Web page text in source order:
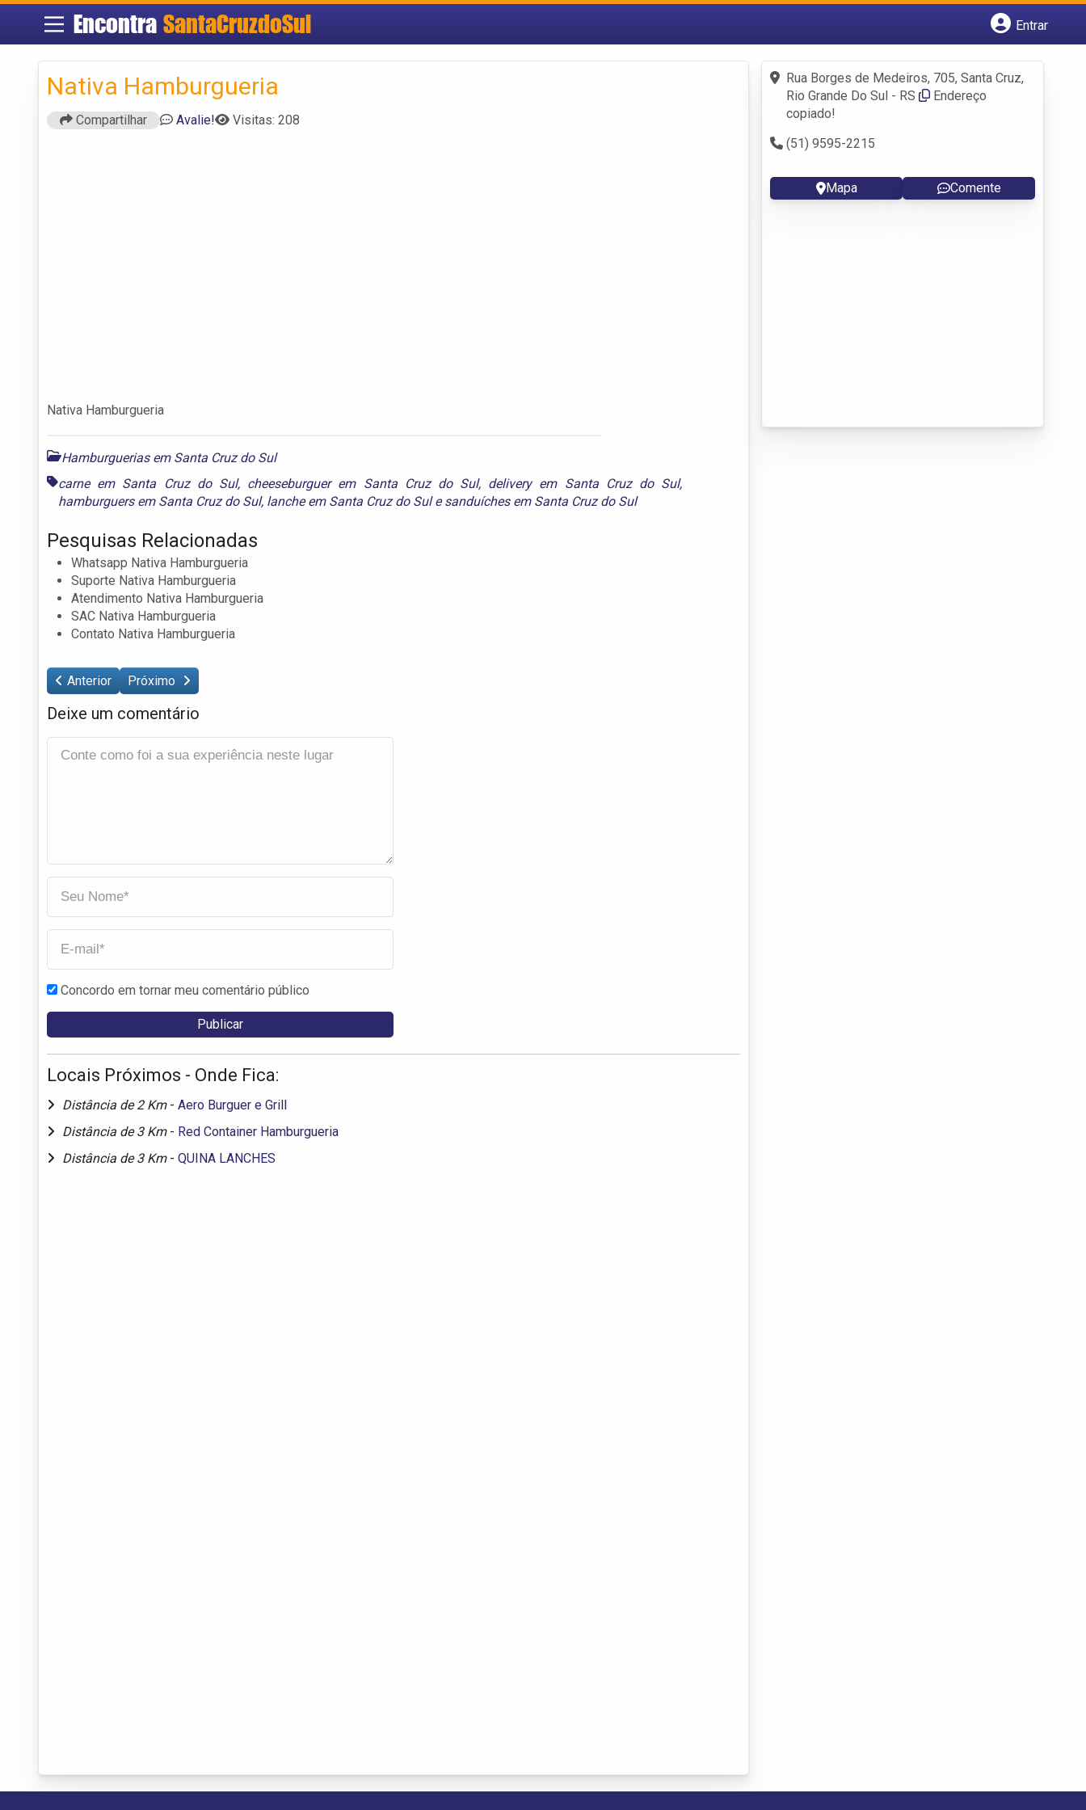
Encontra SantaCruzdoSul
Entrar
Fazer login
Criar conta
Nativa Hamburgueria
Compartilhar Avalie! Visitas: 208
Nativa Hamburgueria
Hamburguerias em Santa Cruz do Sul
carne em Santa Cruz do Sul, cheeseburguer em Santa Cruz do Sul, delivery em Santa Cruz do Sul,
hamburguers em Santa Cruz do Sul, lanche em Santa Cruz do Sulesanduíches em Santa Cruz do Sul
Pesquisas Relacionadas
Whatsapp Nativa Hamburgueria
Suporte Nativa Hamburgueria
Atendimento Nativa Hamburgueria
SAC Nativa Hamburgueria
Contato Nativa Hamburgueria
Anterior Próximo
Deixe um comentário
Concordo em tornar meu comentário público
Locais Próximos - Onde Fica:
Distância de 2 Km - Aero Burguer e Grill
Distância de 3 Km - Red Container Hamburgueria
Distância de 3 Km - QUINA LANCHES
Rua Borges de Medeiros, 705, Santa Cruz,
Rio Grande Do Sul - RS
Endereço
copiado!
(51) 9595-2215
Mapa Comente